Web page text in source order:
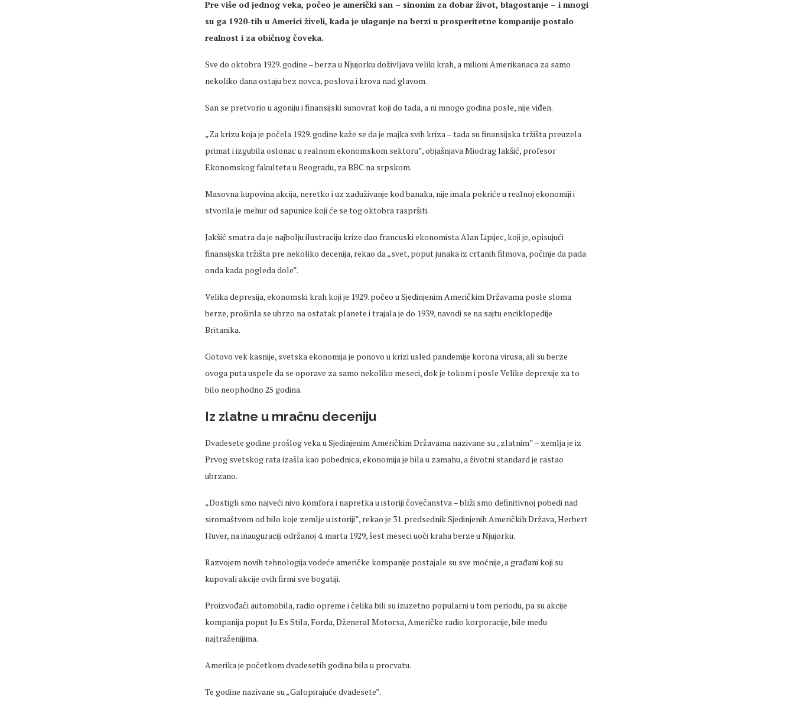
Pre više od jednog veka, počeo je američki san – sinonim za dobar život, blagostanje – i mnogi
su ga 1920-tih u Americi živeli, kada je ulaganje na berzi u prosperitetne kompanije postalo
realnost i za običnog čoveka.
Sve do oktobra 1929. godine – berza u Njujorku doživljava veliki krah, a milioni Amerikanaca za samo
nekoliko dana ostaju bez novca, poslova i krova nad glavom.
San se pretvorio u agoniju i finansijski sunovrat koji do tada, a ni mnogo godina posle, nije viđen.
„Za krizu koja je počela 1929. godine kaže se da je majka svih kriza – tada su finansijska tržišta preuzela
primat i izgubila oslonac u realnom ekonomskom sektoru”, objašnjava Miodrag Jakšić, profesor
Ekonomskog fakulteta u Beogradu, za BBC na srpskom.
Masovna kupovina akcija, neretko i uz zaduživanje kod banaka, nije imala pokriće u realnoj ekonomiji i
stvorila je mehur od sapunice koji će se tog oktobra raspršiti.
Jakšić smatra da je najbolju ilustraciju krize dao francuski ekonomista Alan Lipijec, koji je, opisujući
finansijska tržišta pre nekoliko decenija, rekao da „svet, poput junaka iz crtanih filmova, počinje da pada
onda kada pogleda dole”.
Velika depresija, ekonomski krah koji je 1929. počeo u Sjedinjenim Američkim Državama posle sloma
berze, proširila se ubrzo na ostatak planete i trajala je do 1939, navodi se na sajtu enciklopedije
Britanika.
Gotovo vek kasnije, svetska ekonomija je ponovo u krizi usled pandemije korona virusa, ali su berze
ovoga puta uspele da se oporave za samo nekoliko meseci, dok je tokom i posle Velike depresije za to
bilo neophodno 25 godina.
Iz zlatne u mračnu deceniju
Dvadesete godine prošlog veka u Sjedinjenim Američkim Državama nazivane su „zlatnim” – zemlja je iz
Prvog svetskog rata izašla kao pobednica, ekonomija je bila u zamahu, a životni standard je rastao
ubrzano.
„Dostigli smo najveći nivo komfora i napretka u istoriji čovečanstva – bliži smo definitivnoj pobedi nad
siromaštvom od bilo koje zemlje u istoriji”, rekao je 31. predsednik Sjedinjenih Američkih Država, Herbert
Huver, na inauguraciji održanoj 4. marta 1929, šest meseci uoči kraha berze u Njujorku.
Razvojem novih tehnologija vodeće američke kompanije postajale su sve moćnije, a građani koji su
kupovali akcije ovih firmi sve bogatiji.
Proizvođači automobila, radio opreme i čelika bili su izuzetno popularni u tom periodu, pa su akcije
kompanija poput Ju Es Stila, Forda, Dženeral Motorsa, Američke radio korporacije, bile među
najtraženijima.
Amerika je početkom dvadesetih godina bila u procvatu.
Te godine nazivane su „Galopirajuće dvadesete”.